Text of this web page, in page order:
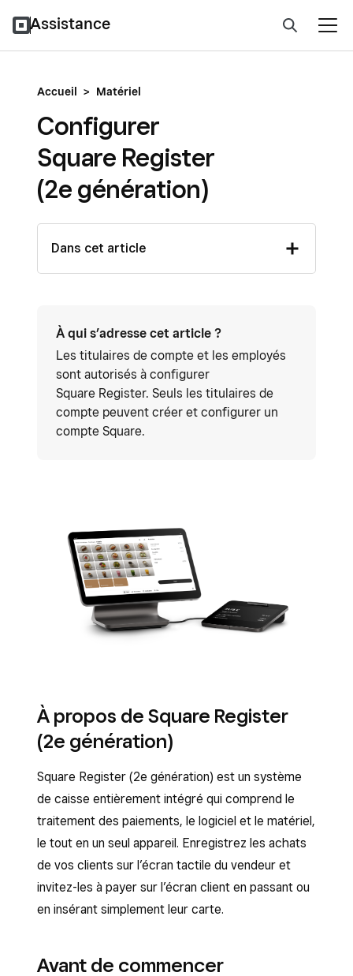
Assistance
Accueil > Matériel
Configurer
Square Register
(2e génération)
Dans cet article
À qui s’adresse cet article ?
Les titulaires de compte et les employés
sont autorisés à configurer
Square Register. Seuls les titulaires de
compte peuvent créer et configurer un
compte Square.
À propos de Square Register
(2e génération)
Square Register (2e génération) est un système
de caisse entièrement intégré qui comprend le
traitement des paiements, le logiciel et le matériel,
le tout en un seul appareil. Enregistrez les achats
de vos clients sur l’écran tactile du vendeur et
invitez-les à payer sur l’écran client en passant ou
en insérant simplement leur carte.
Avant de commencer